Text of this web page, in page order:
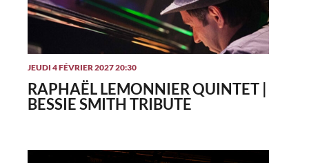
JEUDI 4 FÉVRIER 2027 20:30
RAPHAËL LEMONNIER QUINTET |
BESSIE SMITH TRIBUTE